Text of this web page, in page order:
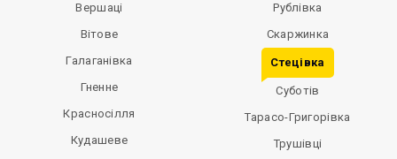
Вершаці
Вітове
Галаганівка
Гненне
Красносілля
Кудашеве
Рублівка
Скаржинка
Стецівка
Суботів
Тарасо-Григорівка
Трушівці